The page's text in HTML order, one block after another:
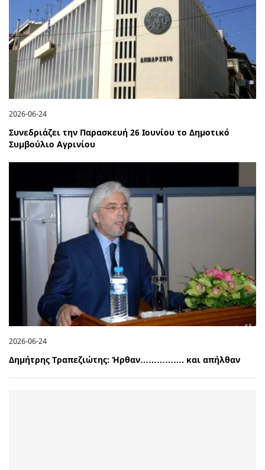
2026-06-24
Συνεδριάζει την Παρασκευή 26 Ιουνίου το Δημοτικό
Συμβούλιο Αγρινίου
2026-06-24
Δημήτρης Τραπεζιώτης: Ήρθαν……………. και απήλθαν